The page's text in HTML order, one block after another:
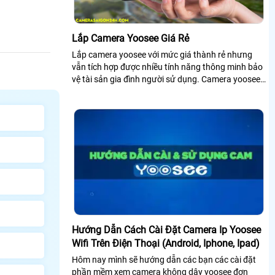
Lắp Camera Yoosee Giá Rẻ
Lắp camera yoosee với mức giá thành rẻ nhưng
vẫn tích hợp được nhiều tính năng thông minh bảo
vệ tài sản gia đình người sử dụng. Camera yoosee
Hướng Dẫn Cách Cài Đặt Camera Ip Yoosee
Wifi Trên Điện Thoại (Android, Iphone, Ipad)
Hôm nay mình sẽ hướng dẫn các bạn các cài đặt
phần mềm xem camera không dây yoosee đơn